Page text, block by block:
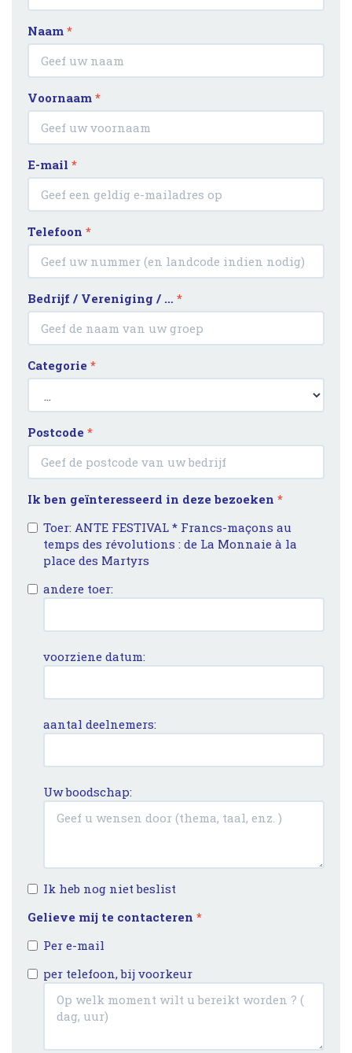
Naam *
Voornaam *
E-mail *
Telefoon *
Bedrijf / Vereniging / … *
Categorie *
Postcode *
Ik ben geïnteresseerd in deze bezoeken *
Toer: ANTE FESTIVAL * Francs-maçons au
temps des révolutions : de La Monnaie à la
place des Martyrs
andere toer:
voorziene datum:
aantal deelnemers:
Uw boodschap:
Ik heb nog niet beslist
Gelieve mij te contacteren *
Per e-mail
per telefoon, bij voorkeur